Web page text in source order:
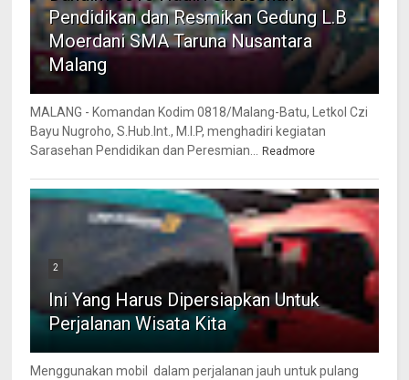
Pendidikan dan Resmikan Gedung L.B
Moerdani SMA Taruna Nusantara
Malang
MALANG - Komandan Kodim 0818/Malang-Batu, Letkol Czi
Bayu Nugroho, S.Hub.Int., M.I.P, menghadiri kegiatan
Sarasehan Pendidikan dan Peresmian...
Readmore
2
Ini Yang Harus Dipersiapkan Untuk
Perjalanan Wisata Kita
Menggunakan mobil dalam perjalanan jauh untuk pulang